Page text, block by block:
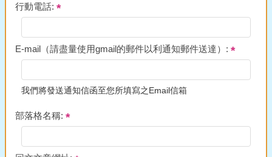
行動電話:
E-mail（請盡量使用gmail的郵件以利通知郵件送達）:
我們將發送通知信函至您所填寫之Email信箱
部落格名稱: